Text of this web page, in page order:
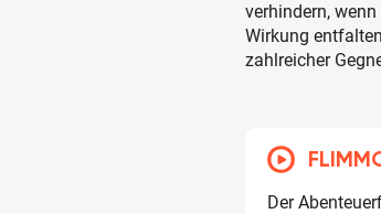
verhindern,
Wirkung
zahlreicher
Der